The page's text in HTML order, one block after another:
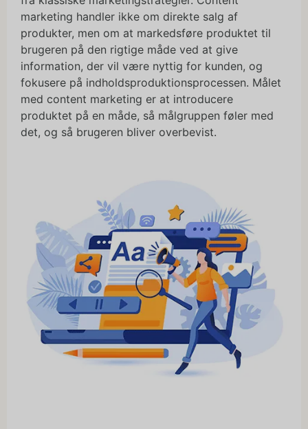
marketing handler ikke om direkte salg af
produkter, men om at markedsføre produktet til
brugeren på den rigtige måde ved at give
information, der vil være nyttig for kunden, og
fokusere på indholdsproduktionsprocessen. Målet
med content marketing er at introducere
produktet på en måde, så målgruppen føler med
det, og så brugeren bliver overbevist.